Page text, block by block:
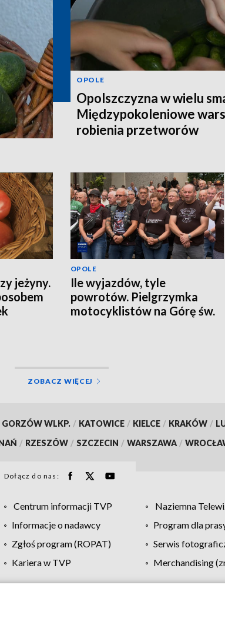
OPOLE
Opolszczyzna w wielu
Międzypokoleniowe
robienia przetworów
jeżyny.
OPOLE
Ile wyjazdów, tyle
powrotów. Pielgrzymka
motocyklistów na Górę św.
ZOBACZ WIĘCEJ
GORZÓW WLKP. / KATOWICE / KIELCE / KRAKÓW /
/ RZESZÓW / SZCZECIN / WARSZAWA /
Dołącz do nas:
Centrum informacji TVP Naziemna
Informacje o nadawcy
Program dla
Zgłoś program (ROPAT)
Serwis
Kariera w TVP
Merchandising